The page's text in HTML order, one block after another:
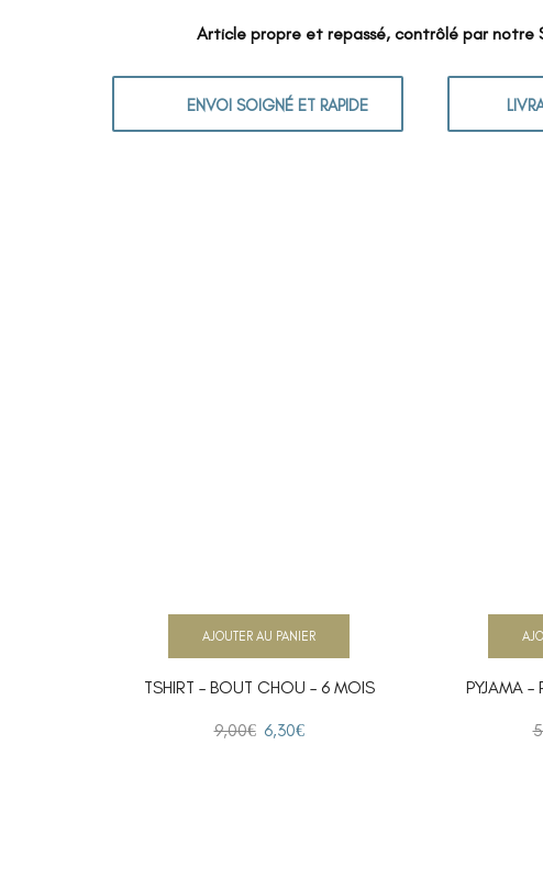
Article propre et repassé, contrôlé par notre
ENVOI SOIGNÉ ET RAPIDE
TSHIRT – BOUT CHOU – 6 MOIS
9,00€ 6,30€
AJOUTER AU PANIER
PYJAMA –